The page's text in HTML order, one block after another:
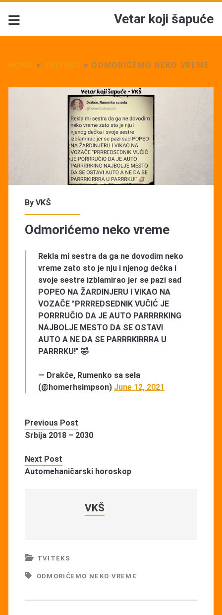
Vetar koji šapuće
> > ODMORIĆEMO NEKO VREME
By VKŠ
Odmorićemo neko vreme
Rekla mi sestra da ga ne dovodim neko
vreme zato sto je nju i njenog dečka i
svoje sestre izblamirao jer se pazi sad
POPEO NA ŽARDINJERU I VIKAO NA
VOZAČE "PRRREDSEDNIK VUČIĆ JE
PORRRUČIO DA JE AUTO PARRRRKING
NAJBOLJE MESTO DA SE OSTAVI
AUTO A NE DA SE PARRRKIRRRA U
PARRRKU!" 🤣
— Drakče, Rumenko sa sela
(@homerhsimpson) June 12, 2021
Previous Post
Srbija 2018 – 2030
Next Post
Automehaničarski horoskop
VKŠ
TVITEKS
ODMORIĆEMO NEKO VREME